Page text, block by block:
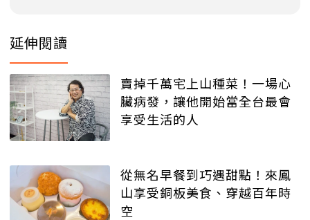
延伸閱讀
賣掉千萬宅上山種菜！一場心
臟病發，讓他開始當全台最會
享受生活的人
從無名早餐到巧遇甜點！來鳳
山享受銅板美食、穿越百年時
空